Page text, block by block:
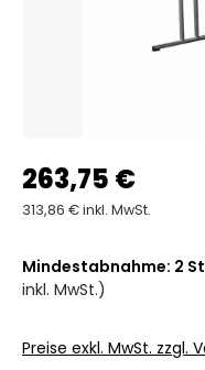
263,75 €
313,86 € inkl. MwSt.
Mindestabnahme: 2
inkl. MwSt.)
Preise exkl. MwSt. zzgl.